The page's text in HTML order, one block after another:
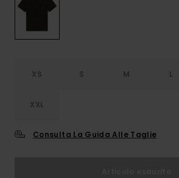
XS S M L
XXL
Consulta La Guida Alle Taglie